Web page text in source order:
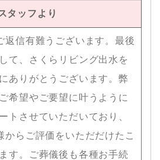
タッフより
返信有難うございます。最後
て、さくらリビング出水を
ありがとうございます。弊
希望やご要望に叶うように
トさせていただいており、
からご評価をいただだけたこ
す。ご葬儀後も各種お手続